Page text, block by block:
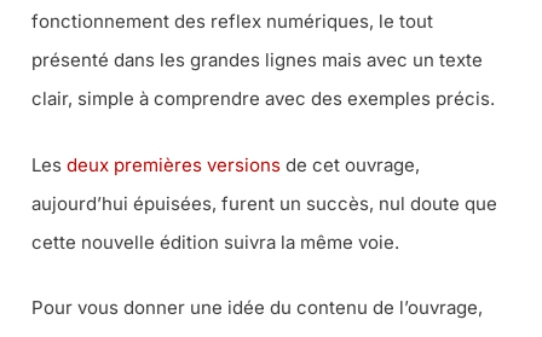
fonctionnement des reflex numériques, le tout
présenté dans les grandes lignes mais avec un texte
clair, simple à comprendre avec des exemples précis.
Les deux premières versions de cet ouvrage,
aujourd’hui épuisées, furent un succès, nul doute que
cette nouvelle édition suivra la même voie.
Pour vous donner une idée du contenu de l’ouvrage,